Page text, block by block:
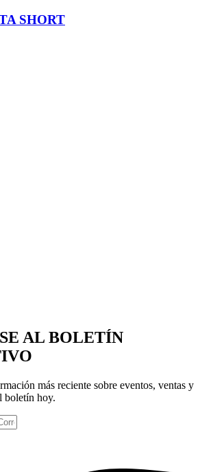
SHORT
AL BOLETÍN
más reciente sobre eventos, ventas y
boletín hoy.